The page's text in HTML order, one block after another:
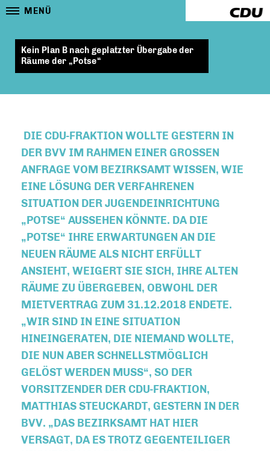
MENÜ
Kein Plan B nach geplatzter Übergabe der
Räume der „Potse“
DIE CDU-FRAKTION WOLLTE GESTERN IN
DER BVV IM RAHMEN EINER GROSSEN A
NFRAGE VOM BEZIRKSAMT WISSEN, WIE E
INE LÖSUNG DER VERFAHRENEN S
ITUATION DER JUGENDEINRICHTUNG
POTSE“ AUSSEHEN KÖNNTE. DA DIE
POTSE“ IHRE ERWARTUNGEN AN DIE N
EUEN RÄUME ALS NICHT ERFÜLLT A
NSIEHT, WEIGERT SIE SICH, IHRE ALTEN R
ÄUME ZU ÜBERGEBEN, OBWOHL DER M
IETVERTRAG ZUM 31.12.2018 ENDETE.
WIR SIND IN EINE SITUATION
HINEINGERATEN, DIE NIEMAND WOLLTE,
DIE NUN ABER SCHNELLSTMÖGLICH
GELÖST WERDEN MUSS“, SO DER
VORSITZENDER DER CDU-FRAKTION,
MATTHIAS STEUCKARDT, GESTERN IN DER
BVV. „DAS BEZIRKSAMT HAT HIER
VERSAGT, DA ES TROTZ GEGENTEILIGER